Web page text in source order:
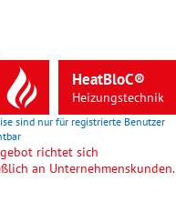
HeatBloC®
Heizungstechnik
sind nur für registrierte Benutzer
richtet sich
an Unternehmenskunden.